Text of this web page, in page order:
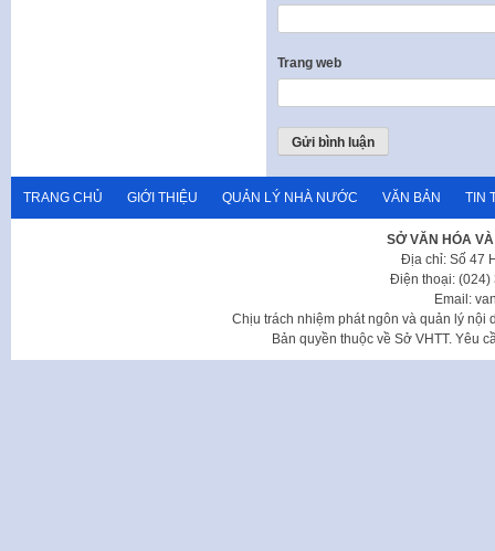
Trang web
TRANG CHỦ GIỚI THIỆU QUẢN LÝ NHÀ NƯỚC VĂN BẢN TIN
SỞ VĂN HÓA
Địa chỉ: Số 47
Điện thoại: (024)
Email:
Chịu trách nhiệm phát ngôn và quản lý nội
Bản quyền thuộc về Sở VHTT. Yêu